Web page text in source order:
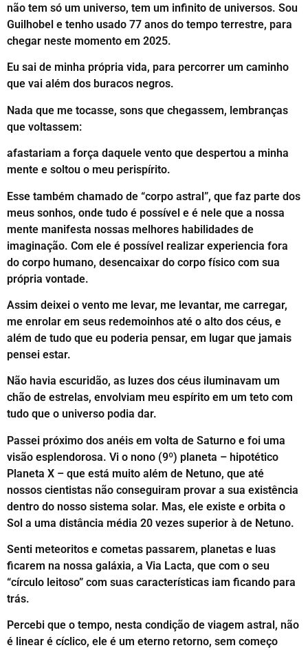
não tem só um universo, tem um infinito de universos. Sou
Guilhobel e tenho usado 77 anos do tempo terrestre, para
chegar neste momento em 2025.
Eu sai de minha própria vida, para percorrer um caminho
que vai além dos buracos negros.
Nada que me tocasse, sons que chegassem, lembranças
que voltassem:
afastariam a força daquele vento que despertou a minha
mente e soltou o meu perispírito.
Esse também chamado de “corpo astral”, que faz parte dos
meus sonhos, onde tudo é possível e é nele que a nossa
mente manifesta nossas melhores habilidades de
imaginação. Com ele é possível realizar experiencia fora
do corpo humano, desencaixar do corpo físico com sua
própria vontade.
Assim deixei o vento me levar, me levantar, me carregar,
me enrolar em seus redemoinhos até o alto dos céus, e
além de tudo que eu poderia pensar, em lugar que jamais
pensei estar.
Não havia escuridão, as luzes dos céus iluminavam um
chão de estrelas, envolviam meu espírito em um teto com
tudo que o universo podia dar.
Passei próximo dos anéis em volta de Saturno e foi uma
visão esplendorosa. Vi o nono (9º) planeta – hipotético
Planeta X – que está muito além de Netuno, que até
nossos cientistas não conseguiram provar a sua existência
dentro do nosso sistema solar. Mas, ele existe e orbita o
Sol a uma distância média 20 vezes superior à de Netuno.
Senti meteoritos e cometas passarem, planetas e luas
ficarem na nossa galáxia, a Via Lacta, que com o seu
“círculo leitoso” com suas características iam ficando para
trás.
Percebi que o tempo, nesta condição de viagem astral, não
é linear é cíclico, ele é um eterno retorno, sem começo